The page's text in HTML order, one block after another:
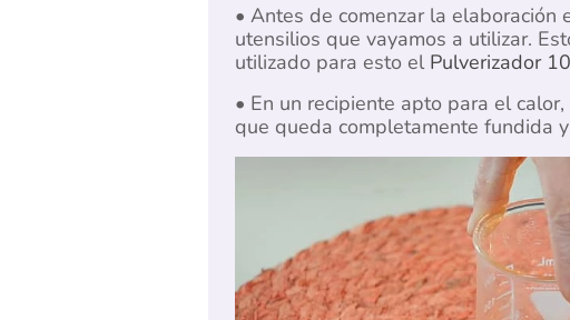
• Antes de comenzar la
utensilios que vayamos a utilizar.
utilizado para esto el Pulverizador
• En un recipiente apto para el
que queda completamente fundida